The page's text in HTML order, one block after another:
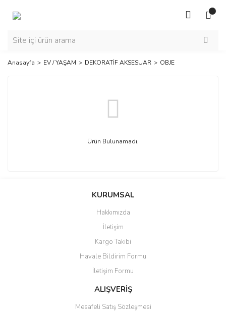
Anasayfa EV / YAŞAM DEKORATİF AKSESUAR OBJE
Ürün Bulunamadı.
KURUMSAL
Hakkımızda
İletişim
Kargo Takibi
Havale Bildirim Formu
İletişim Formu
ALIŞVERİŞ
Mesafeli Satış Sözleşmesi